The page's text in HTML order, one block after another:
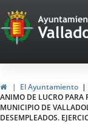
Portal
Web
del
de
InicioEl Ayuntamiento
ANIMO DE LUCRO PARA
MUNICIPIO DE
DESEMPLEADOS.